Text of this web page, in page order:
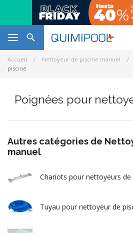

Accueil Nettoyeur de piscine manuel
piscine
Poignées pour
Autres catégories de
manuel
Chariots pour nettoyeurs de
Tuyau pour nettoyeur de